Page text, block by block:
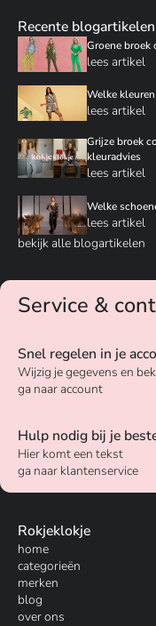
Recente blogartikelen
Groene broek
lees artikel
Welke
lees artikel
Grijze broek
kleuradvies
lees artikel
Welke
lees artikel
bekijk alle blogartikelen
Service &
Snel regelen in je
Wijzig je gegevens en
ga naar account
Hulp nodig bij je
Hier komt een tekst
ga naar klantenservice
Rokjeklokje
home
categorieën
merken
blog
over ons